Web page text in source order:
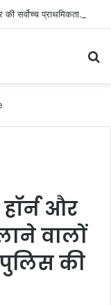
छात्रों की समस्याओं का समाधान डबल इंजन सरकार की सर्वोच्च प्राथमिकता केशव प्रसाद मौर्या
और
वालों
की